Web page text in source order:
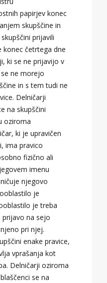
papirjev konec
skupščine in
prijavili
konec četrtega dne
ki se ne prijavijo v
ne morejo
in s tem tudi ne
Delničarji
na skupščini
oziroma
ki je upravičen
ima pravico
fizično ali
imenu
njegovo
je
je treba
prijavo na sejo
pri njej.
enake pravice,
vprašanja kot
Delničarji oziroma
se na